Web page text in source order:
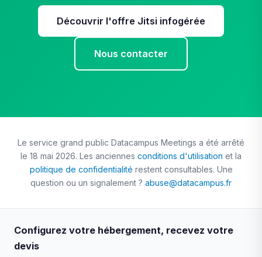
Découvrir l'offre Jitsi infogérée
Nous contacter
Le service grand public Datacampus Meetings a été arrêté
le 18 mai 2026. Les anciennes conditions d'utilisation et la
politique de confidentialité restent consultables. Une
question ou un signalement ? abuse@datacampus.fr
Configurez votre hébergement, recevez votre
devis